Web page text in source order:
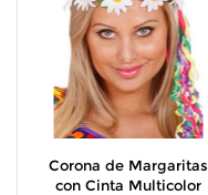
Corona de Margaritas
con Cinta Multicolor